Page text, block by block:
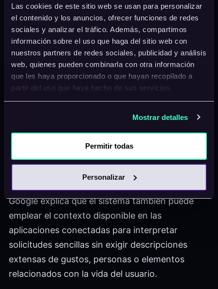
Las cookies de este sitio web se usan para personalizar
el contenido y los anuncios, ofrecer funciones de redes
sociales y analizar el tráfico. Además, compartimos
información sobre el uso que haga del sitio web con
nuestros partners de redes sociales, publicidad y análisis
web, quienes pueden combinarla con otra información
que les haya proporcionado o que hayan recopilado a
partir del uso que haya hecho de sus servicios.
Mostrar detalles
Permitir todas
Personalizar
Nano Banana y Google Photos. Con permiso del
usuario, Gemini puede aprovechar información
procedente de aplicaciones conectadas como
Gmail, Google Photos, YouTube y la Búsqueda
para adaptar mejor el resultado a sus
preferencias.
La integración permite que Gemini utilice
imágenes reales guardadas en Google Photos
como referencia. De esta manera, el usuario no
tiene que subir manualmente las fotografías
cada vez que quiere generar una ilustración
Google explica que el sistema también puede
emplear el contexto disponible en las
aplicaciones conectadas para interpretar
solicitudes sencillas sin exigir descripciones
extensas de gustos, personas o elementos
relacionados con la vida del usuario.